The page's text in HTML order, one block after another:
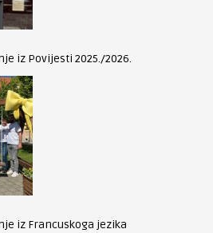
iz Povijesti 2025./2026.
iz Francuskoga jezika